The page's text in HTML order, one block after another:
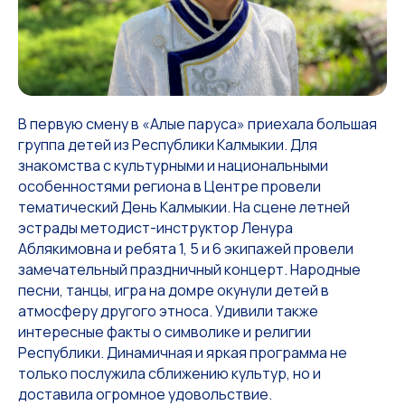
В первую смену в «Алые паруса» приехала большая
группа детей из Республики Калмыкии. Для
знакомства с культурными и национальными
особенностями региона в Центре провели
тематический День Калмыкии. На сцене летней
эстрады методист-инструктор Ленура
Аблякимовна и ребята 1, 5 и 6 экипажей провели
замечательный праздничный концерт. Народные
песни, танцы, игра на домре окунули детей в
атмосферу другого этноса. Удивили также
интересные факты о символике и религии
Республики. Динамичная и яркая программа не
только послужила сближению культур, но и
доставила огромное удовольствие.